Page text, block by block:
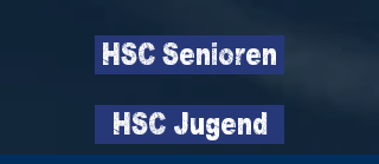
HSC Senioren
HSC Jugend